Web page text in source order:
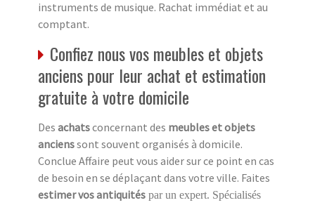
instruments de musique. Rachat immédiat et au
comptant.
Confiez nous vos meubles et objets
anciens pour leur achat et estimation
gratuite à votre domicile
Des achatsconcernant des meubles et objets
ancienssont souvent organisés à domicile.
Conclue Affaire peut vous aider sur ce point en cas
de besoin en se déplaçant dans votre ville. Faites
estimer vos antiquités par un expert. Spécialisés